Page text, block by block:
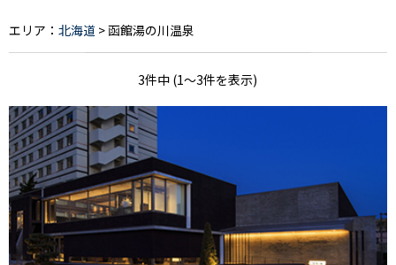
エリア： 北海道 > 函館湯の川温泉
3件中 (1～3件を表示)